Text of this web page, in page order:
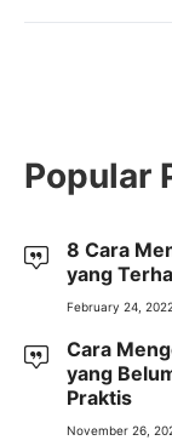
Popular
8 Cara
yang
February 24,
Cara
yang
Praktis
November 26,